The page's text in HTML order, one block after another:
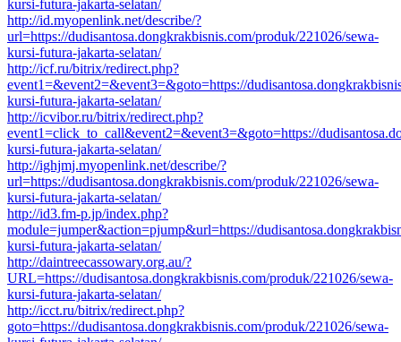
kursi-futura-jakarta-selatan/
http://id.myopenlink.net/describe/?
url=https://dudisantosa.dongkrakbisnis.com/produk/221026/sewa-
kursi-futura-jakarta-selatan/
http://icf.ru/bitrix/redirect.php?
event1=&event2=&event3=&goto=https://
kursi-futura-jakarta-selatan/
http://icvibor.ru/bitrix/redirect.php?
event1=click_to_call&event2=&event3=&goto=https://
kursi-futura-jakarta-selatan/
http://ighjmj.myopenlink.net/describe/?
url=https://dudisantosa.dongkrakbisnis.com/produk/221026/sewa-
kursi-futura-jakarta-selatan/
http://id3.fm-p.jp/index.php?
module=jumper&action=pjump&url=https://
kursi-futura-jakarta-selatan/
http://daintreecassowary.org.au/?
URL=https://dudisantosa.dongkrakbisnis.com/produk/221026/sewa-
kursi-futura-jakarta-selatan/
http://icct.ru/bitrix/redirect.php?
goto=https://dudisantosa.dongkrakbisnis.com/produk/221026/sewa-